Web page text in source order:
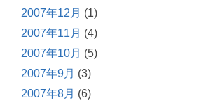
2007年12月 (1)
2007年11月 (4)
2007年10月 (5)
2007年9月 (3)
2007年8月 (6)